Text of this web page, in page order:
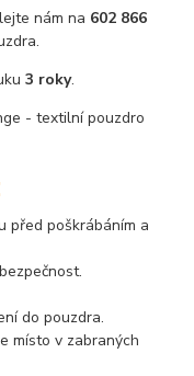
nám na 602 866
3 roky.
před poškrábáním a
do pouzdra.
místo v zabraných